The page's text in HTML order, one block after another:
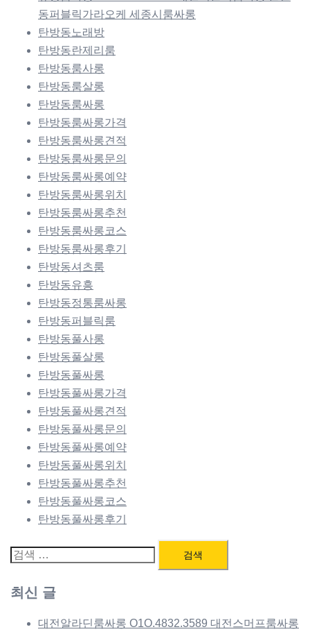
동퍼블릭가라오케 세종시룸싸롱
탄방동노래방
탄방동란제리룸
탄방동룸사롱
탄방동룸살롱
탄방동룸싸롱
탄방동룸싸롱가격
탄방동룸싸롱견적
탄방동룸싸롱문의
탄방동룸싸롱예약
탄방동룸싸롱위치
탄방동룸싸롱추천
탄방동룸싸롱코스
탄방동룸싸롱후기
탄방동셔츠룸
탄방동유흥
탄방동정통룸싸롱
탄방동퍼블릭룸
탄방동풀사롱
탄방동풀살롱
탄방동풀싸롱
탄방동풀싸롱가격
탄방동풀싸롱견적
탄방동풀싸롱문의
탄방동풀싸롱예약
탄방동풀싸롱위치
탄방동풀싸롱추천
탄방동풀싸롱코스
탄방동풀싸롱후기
검
최신 글
대전알라딘룸싸롱 O1O.4832.3589 대전스머프룸싸롱